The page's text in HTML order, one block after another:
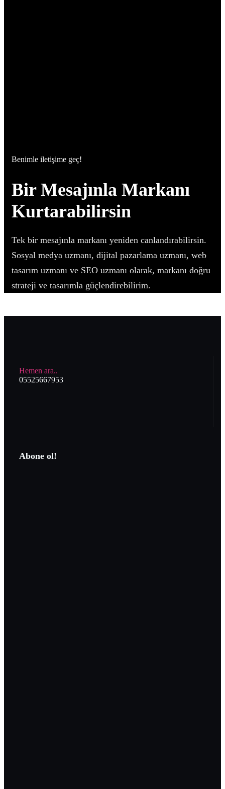
Benimle iletişime geç!
Bir Mesajınla Markanı
Kurtarabilirsin
Tek bir mesajınla markanı yeniden canlandırabilirsin.
Sosyal medya uzmanı, dijital pazarlama uzmanı, web
tasarım uzmanı ve SEO uzmanı olarak, markanı doğru
strateji ve tasarımla güçlendirebilirim.
Hemen ara..
05525667953
Abone ol!